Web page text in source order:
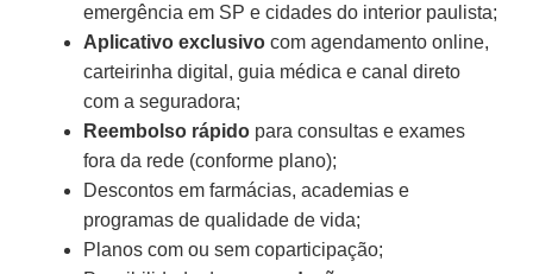
emergência em SP e cidades do interior paulista;
Aplicativo exclusivo com agendamento online,
carteirinha digital, guia médica e canal direto
com a seguradora;
Reembolso rápido para consultas e exames
fora da rede (conforme plano);
Descontos em farmácias, academias e
programas de qualidade de vida;
Planos com ou sem coparticipação;